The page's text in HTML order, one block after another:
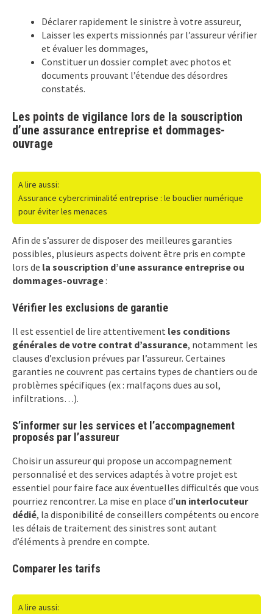
Déclarer rapidement le sinistre à votre assureur,
Laisser les experts missionnés par l’assureur vérifier
et évaluer les dommages,
Constituer un dossier complet avec photos et
documents prouvant l’étendue des désordres
constatés.
Les points de vigilance lors de la souscription
d’une assurance entreprise et dommages-
ouvrage
A lire aussi:
Assurance cybercriminalité entreprise : le bouclier numérique
pour éviter les menaces
Afin de s’assurer de disposer des meilleures garanties
possibles, plusieurs aspects doivent être pris en compte
lors de la souscription d’une assurance entreprise ou
dommages-ouvrage:
Vérifier les exclusions de garantie
Il est essentiel de lire attentivement les conditions
générales de votre contrat d’assurance, notamment les
clauses d’exclusion prévues par l’assureur. Certaines
garanties ne couvrent pas certains types de chantiers ou de
problèmes spécifiques (ex : malfaçons dues au sol,
infiltrations…).
S’informer sur les services et l’accompagnement
proposés par l’assureur
Choisir un assureur qui propose un accompagnement
personnalisé et des services adaptés à votre projet est
essentiel pour faire face aux éventuelles difficultés que vous
pourriez rencontrer. La mise en place d’un interlocuteur
dédié, la disponibilité de conseillers compétents ou encore
les délais de traitement des sinistres sont autant
d’éléments à prendre en compte.
Comparer les tarifs
A lire aussi: